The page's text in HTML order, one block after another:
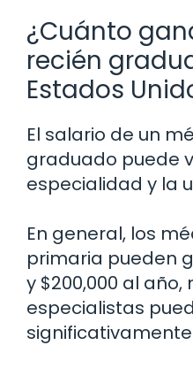
¿Cuánto
recién
Estados
El salario de un
graduado puede
especialidad y la
En general, los
primaria pueden
y $200,000 al
especialistas